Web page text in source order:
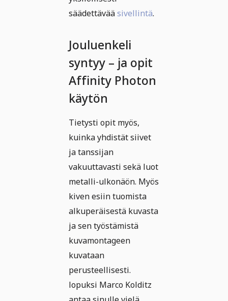
säädettävääsivellintä.
Jouluenkeli
syntyy – ja opit
Affinity Photon
käytön
Tietysti opit myös,
kuinka yhdistät siivet
ja tanssijan
vakuuttavasti sekä luot
metalli-ulkonäön. Myös
kiven esiin tuomista
alkuperäisestä kuvasta
ja sen työstämistä
kuvamontageen
kuvataan
perusteellisesti.
lopuksi Marco Kolditz